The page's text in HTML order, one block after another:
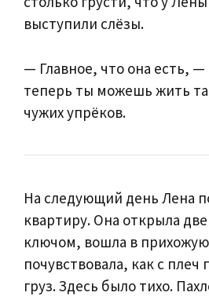
выступили слёзы.
— Главное, что она есть, —
теперь ты можешь жить
чужих упрёков.
На следующий день Лена
квартиру. Она открыла
ключом, вошла в
почувствовала, как с
груз. Здесь было тихо.